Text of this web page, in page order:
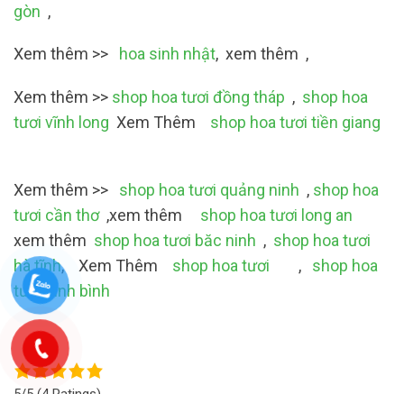
gòn ,
Xem thêm >> hoa sinh nhật, xem thêm ,
Xem thêm >> shop hoa tươi đồng tháp , shop hoa
tươi vĩnh long Xem Thêm shop hoa tươi tiền giang
Xem thêm >> shop hoa tươi quảng ninh , shop hoa
tươi cần thơ,xem thêm shop hoa tươi long an
xem thêm shop hoa tươi băc ninh , shop hoa tươi
hà tĩnh, Xem Thêm shop hoa tươi ,
shop hoa
tươi ninh bình